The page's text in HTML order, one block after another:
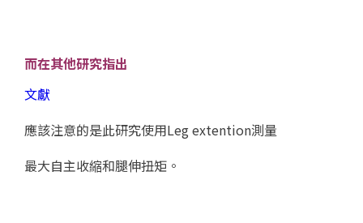
而在其他研究指出
文獻
應該注意的是此研究使用Leg extention測量
最大自主收縮和腿伸扭矩。